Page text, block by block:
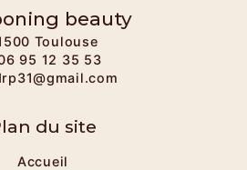
beauty
Toulouse
95 12 35 53
du site
Accueil